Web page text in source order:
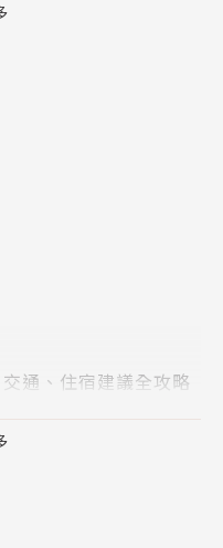
害？
掌握
通、住宿建議全攻略
體驗
、Grok繪圖功能比